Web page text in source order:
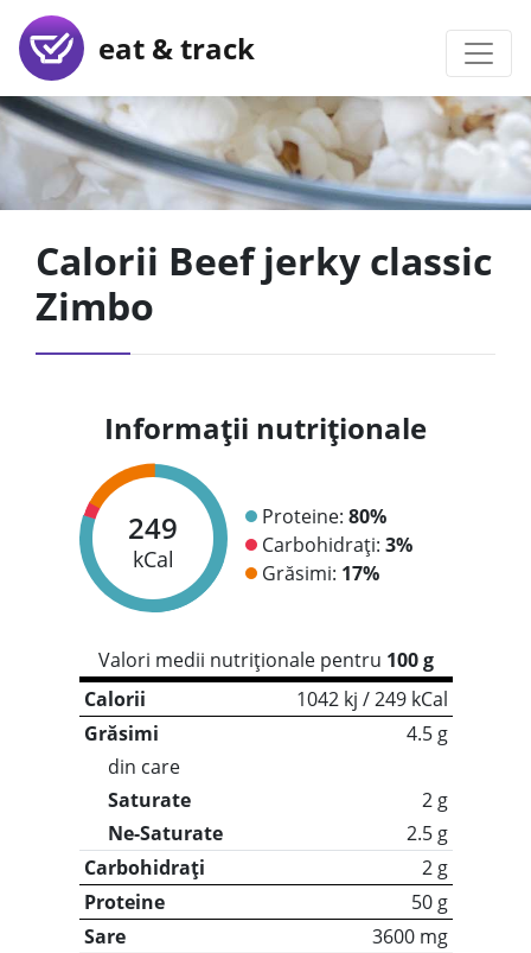
eat & track
Calorii Beef jerky classic
Zimbo
Informații nutriționale
249
kCal
Proteine: 80%
Carbohidrați: 3%
Grăsimi: 17%
Valori medii nutriționale pentru 100 g
Calorii
1042 kj / 249 kCal
Grăsimi
4.5 g
din care
Saturate
2 g
Ne-Saturate
2.5 g
Carbohidrați
2 g
Proteine
50 g
Sare
3600 mg